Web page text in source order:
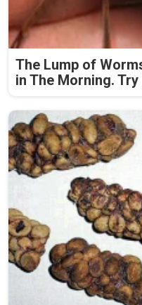
The Lump of
in The Morning.